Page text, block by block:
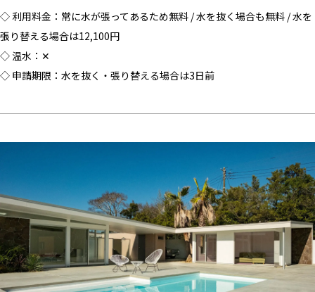
◇ 利用料金：常に水が張ってあるため無料 / 水を抜く場合も無料 / 水を
張り替える場合は12,100円
◇ 温水：✕
◇ 申請期限：水を抜く・張り替える場合は3日前